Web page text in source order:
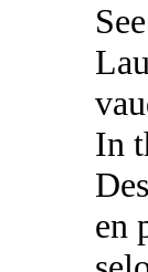
In
en